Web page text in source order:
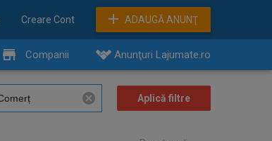
Creare Cont ADAUGĂ ANUNŢ
Companii Anunţuri Lajumate.ro